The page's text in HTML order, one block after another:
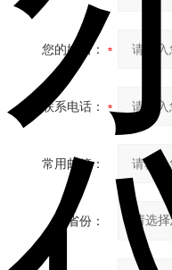
您的姓名：
联系电话：
常用邮箱：
省份：